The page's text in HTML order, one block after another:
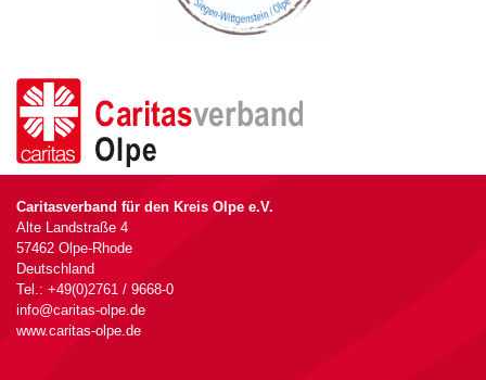
Caritasverband für den Kreis Olpe e.V.
Alte Landstraße 4
57462 Olpe-Rhode
Deutschland
Tel.: +49(0)2761 / 9668-0
info@caritas-olpe.de
www.caritas-olpe.de